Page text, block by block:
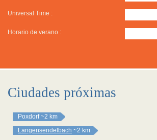
Universal Time :
Horario de verano :
Ciudades próximas
Poxdorf ~2 km
Langensendelbach ~2 km